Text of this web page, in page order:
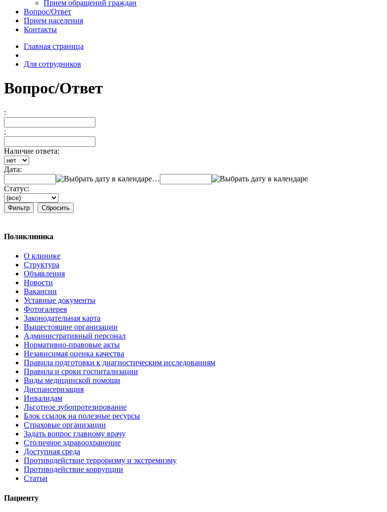
Прием обращений граждан
Вопрос/Ответ
Прием населения
Контакты
Главная страница
Для сотрудников
Вопрос/Ответ
:
:
Наличие ответа:
Дата:
…
Статус:
Поликлиника
О клинике
Структура
Объявления
Новости
Вакансии
Уставные документы
Фотогалерея
Законодательная карта
Вышестоящие организации
Административный персонал
Нормативно-правовые акты
Независимая оценка качества
Правила подготовки к диагностическим исследованиям
Правила и сроки госпитализации
Виды медицинской помощи
Диспансеризация
Инвалидам
Льготное зубопротезирование
Блок ссылок на полезные ресурсы
Страховые организации
Задать вопрос главному врачу
Столичное здравоохранение
Доступная среда
Противодействие терроризму и экстремизму
Противодействие коррупции
Статьи
Пациенту